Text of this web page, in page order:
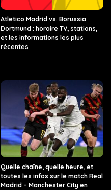
Atletico Madrid vs. Borussia
Dortmund : horaire TV, stations,
et les informations les plus
récentes
Quelle chaîne, quelle heure, et
toutes les infos sur le match Real
Madrid – Manchester City en